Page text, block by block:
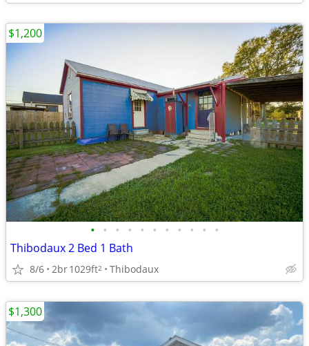
• • • • • • • • • • •
Thibodaux 2 Bed 1 Bath
8/6 2br1029ft2 Thibodaux
$1,200
$1,300